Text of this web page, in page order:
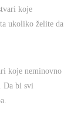
koje
ukoliko želite da
koje neminovno
Da bi svi